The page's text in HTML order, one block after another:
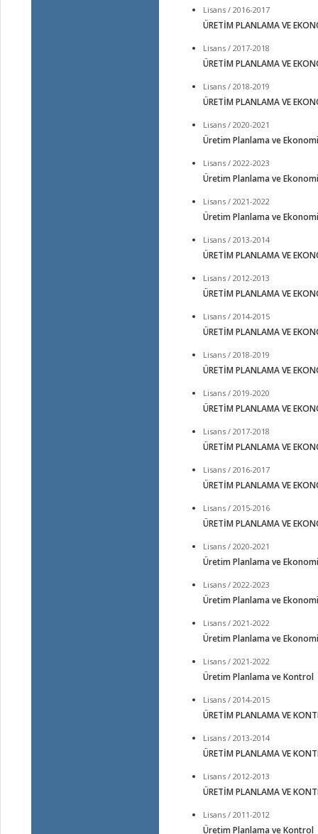
Lisans / 2016-2017
ÜRETİM PLANLAMA VE
Lisans / 2017-2018
ÜRETİM PLANLAMA VE
Lisans / 2018-2019
ÜRETİM PLANLAMA VE
Lisans / 2020-2021
Üretim Planlama ve
Lisans / 2022-2023
Üretim Planlama ve
Lisans / 2021-2022
Üretim Planlama ve
Lisans / 2013-2014
ÜRETİM PLANLAMA VE
Lisans / 2012-2013
ÜRETİM PLANLAMA VE
Lisans / 2014-2015
ÜRETİM PLANLAMA VE
Lisans / 2018-2019
ÜRETİM PLANLAMA VE
Lisans / 2019-2020
ÜRETİM PLANLAMA VE
Lisans / 2017-2018
ÜRETİM PLANLAMA VE
Lisans / 2016-2017
ÜRETİM PLANLAMA VE
Lisans / 2015-2016
ÜRETİM PLANLAMA VE
Lisans / 2020-2021
Üretim Planlama ve Ekonomi
Lisans / 2022-2023
Üretim Planlama ve Ekonomi
Lisans / 2021-2022
Üretim Planlama ve Ekonomi
Lisans / 2021-2022
Üretim Planlama ve Kontrol
Lisans / 2014-2015
ÜRETİM PLANLAMA VE
Lisans / 2013-2014
ÜRETİM PLANLAMA VE
Lisans / 2012-2013
ÜRETİM PLANLAMA VE
Lisans / 2011-2012
Üretim Planlama ve Kontrol